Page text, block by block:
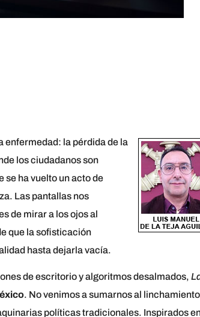
enfermedad: la pérdida de la
los ciudadanos son
se ha vuelto un acto de
Las pantallas nos
de mirar a los ojos al
que la sofisticación
hasta dejarla vacía.
de escritorio y algoritmos desalmados,
. No venimos a sumarnos al linchamiento
políticas tradicionales. Inspirados